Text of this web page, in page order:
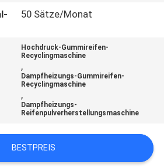
50 Sätze/Monat
Hochdruck-Gummireifen-
Recyclingmaschine
,
Dampfheizungs-Gummireifen-
Recyclingmaschine
,
Dampfheizungs-
Reifenpulverherstellungsmaschine
BESTPREIS